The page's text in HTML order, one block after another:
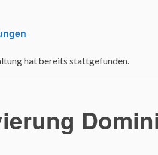
hat bereits stattgefunden.